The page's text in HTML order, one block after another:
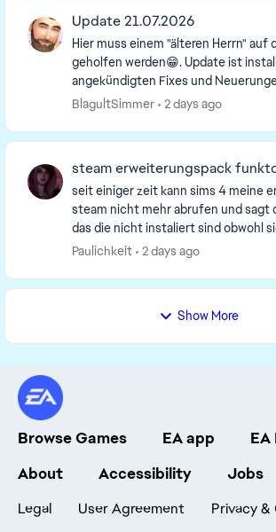
Update 21.07.2026
Hier muss einem "älteren Herrn" auf
geholfen werden😁. Update ist
angekündigten Fixes und
BlagultSimmer 2 days ago
steam erweiterungspack
seit einiger zeit kann sims 4 meine
steam nicht mehr abrufen und sagt
das die nicht instaliert sind obwohl
aber das spiel erkennt sie einfach
Paulichkeit 2 days ago
Show More
Browse Games EA app
EA
About
Accessibility Jobs
Legal User Agreement Privacy &